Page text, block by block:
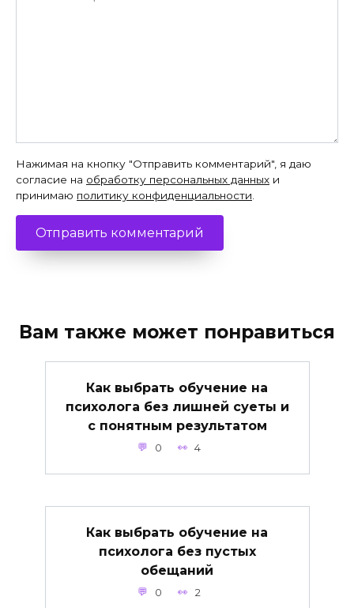
Нажимая на кнопку "Отправить комментарий", я даю
согласие на обработку персональных данных и
принимаю политику конфиденциальности
Вам также может понравиться
Как выбрать обучение на
психолога без лишней суеты и
с понятным результатом
0 4
Как выбрать обучение на
психолога без пустых
обещаний
0 2